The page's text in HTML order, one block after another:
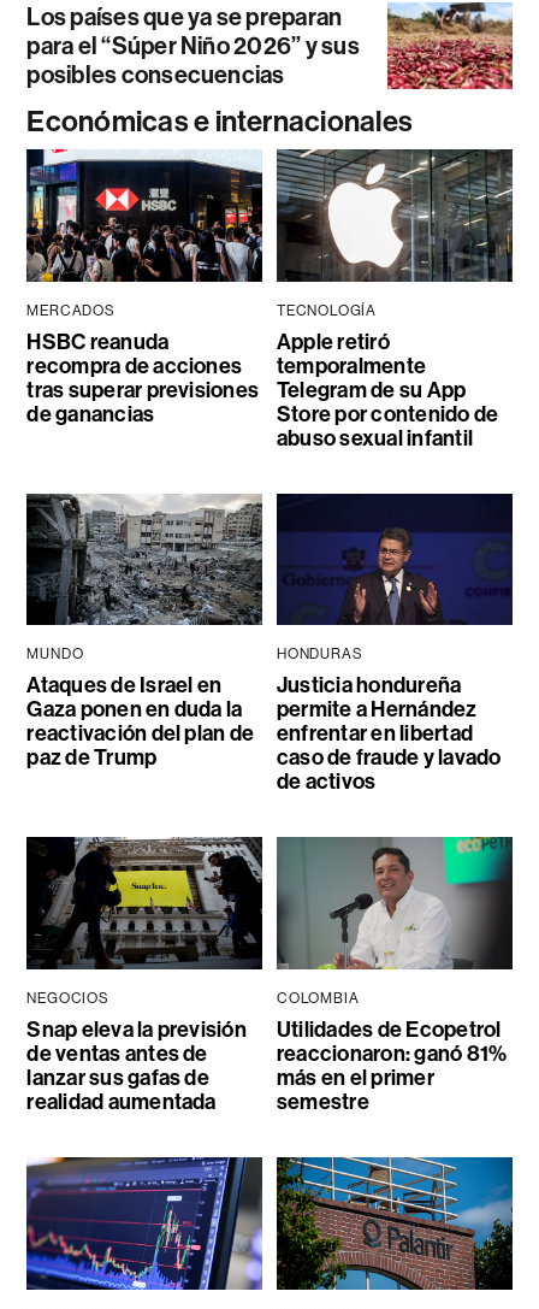
Los países que ya se preparan
para el “Súper Niño 2026” y sus
posibles consecuencias
Económicas e internacionales
MERCADOS
HSBC reanuda
recompra de acciones
tras superar previsiones
de ganancias
TECNOLOGÍA
Apple retiró
temporalmente
Telegram de su App
Store por contenido de
abuso sexual infantil
MUNDO
Ataques de Israel en
Gaza ponen en duda la
reactivación del plan de
paz de Trump
HONDURAS
Justicia hondureña
permite a Hernández
enfrentar en libertad
caso de fraude y lavado
de activos
NEGOCIOS
Snap eleva la previsión
de ventas antes de
lanzar sus gafas de
realidad aumentada
COLOMBIA
Utilidades de Ecopetrol
reaccionaron: ganó 81%
más en el primer
semestre